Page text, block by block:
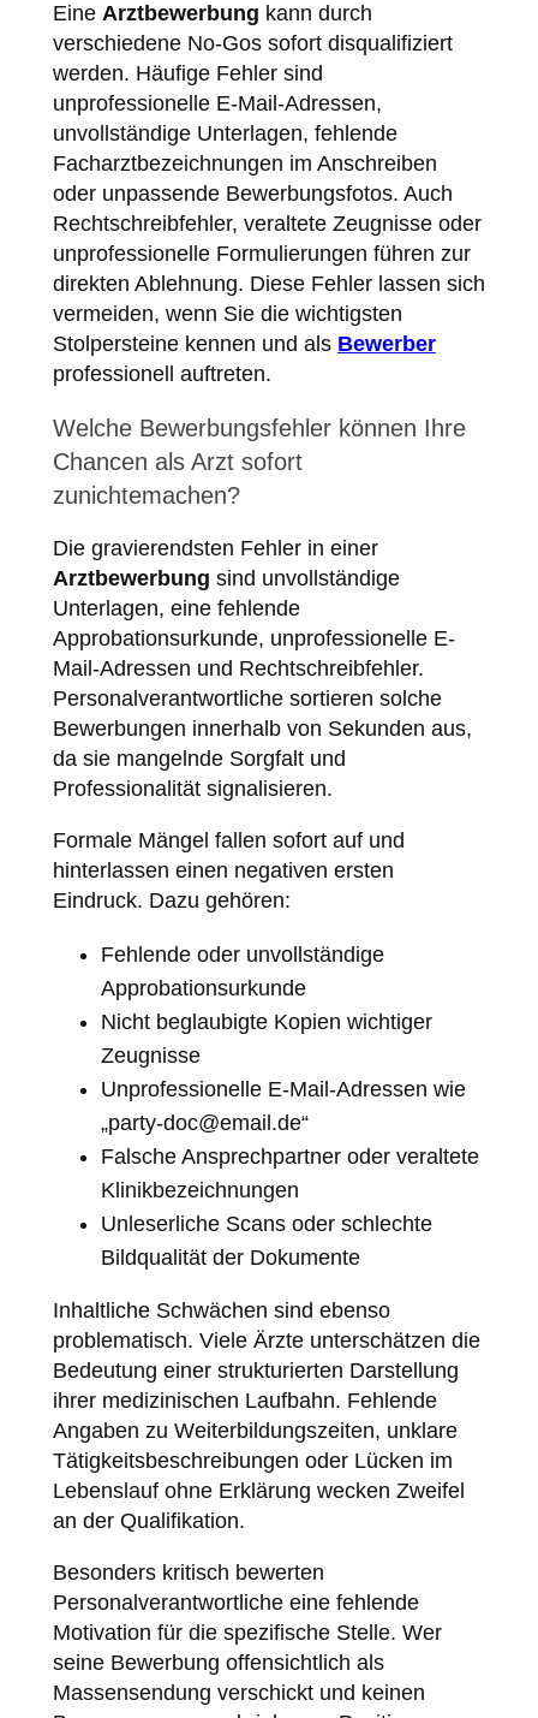
Eine Arztbewerbung kann durch
verschiedene No-Gos sofort disqualifiziert
werden. Häufige Fehler sind
unprofessionelle E-Mail-Adressen,
unvollständige Unterlagen, fehlende
Facharztbezeichnungen im Anschreiben
oder unpassende Bewerbungsfotos. Auch
Rechtschreibfehler, veraltete Zeugnisse oder
unprofessionelle Formulierungen führen zur
direkten Ablehnung. Diese Fehler lassen sich
vermeiden, wenn Sie die wichtigsten
Stolpersteine kennen und als Bewerber
professionell auftreten.
Welche Bewerbungsfehler können Ihre
Chancen als Arzt sofort
zunichtemachen?
Die gravierendsten Fehler in einer
Arztbewerbung sind unvollständige
Unterlagen, eine fehlende
Approbationsurkunde, unprofessionelle E-
Mail-Adressen und Rechtschreibfehler.
Personalverantwortliche sortieren solche
Bewerbungen innerhalb von Sekunden aus,
da sie mangelnde Sorgfalt und
Professionalität signalisieren.
Formale Mängel fallen sofort auf und
hinterlassen einen negativen ersten
Eindruck. Dazu gehören:
Fehlende oder unvollständige
Approbationsurkunde
Nicht beglaubigte Kopien wichtiger
Zeugnisse
Unprofessionelle E-Mail-Adressen wie
„party-doc@email.de“
Falsche Ansprechpartner oder veraltete
Klinikbezeichnungen
Unleserliche Scans oder schlechte
Bildqualität der Dokumente
Inhaltliche Schwächen sind ebenso
problematisch. Viele Ärzte unterschätzen die
Bedeutung einer strukturierten Darstellung
ihrer medizinischen Laufbahn. Fehlende
Angaben zu Weiterbildungszeiten, unklare
Tätigkeitsbeschreibungen oder Lücken im
Lebenslauf ohne Erklärung wecken Zweifel
an der Qualifikation.
Besonders kritisch bewerten
Personalverantwortliche eine fehlende
Motivation für die spezifische Stelle. Wer
seine Bewerbung offensichtlich als
Massensendung verschickt und keinen